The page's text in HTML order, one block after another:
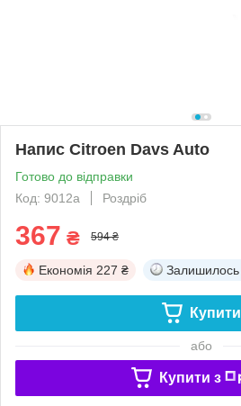
Напис Citroen Davs Auto
Готово до відправки
Код: 9012a
Роздріб
367 ₴ 594 ₴
Економія 227 ₴ Залишилось
Купити
або
Купити з